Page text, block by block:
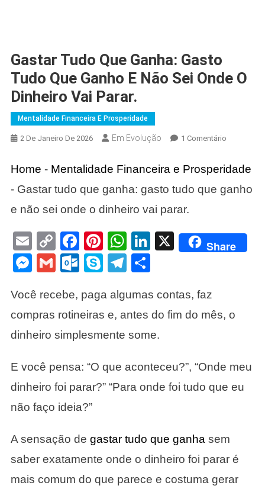
Gastar Tudo Que Ganha: Gasto
Tudo Que Ganho E Não Sei Onde O
Dinheiro Vai Parar.
Mentalidade Financeira E Prosperidade
2 De Janeiro De 2026 Em Evolução 1 ComentárioEm
Tudo
Ganha:
Que
Ganho
O
Home - Mentalidade Financeira e Prosperidade
- Gastar tudo que ganha: gasto tudo que ganho
e não sei onde o dinheiro vai parar.
EmailCopy
Link
Facebook
Pinterest
WhatsApp
LinkedIn
X Share
Messenger
GmailOutlook.com
SkypeTelegram
Você recebe, paga algumas contas, faz
compras rotineiras e, antes do fim do mês, o
dinheiro simplesmente some.
E você pensa: “O que aconteceu?”, “Onde meu
dinheiro foi parar?” “Para onde foi tudo que eu
não faço ideia?”
A sensação de gastar tudo que ganhasem
saber exatamente onde o dinheiro foi parar é
mais comum do que parece e costuma gerar